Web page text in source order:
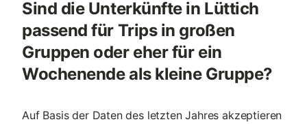
Sind die Unterkünfte in Lüttich
passend für Trips in großen
Gruppen oder eher für ein
Wochenende als kleine Gruppe?
Auf Basis der Daten des letzten Jahres akzeptieren